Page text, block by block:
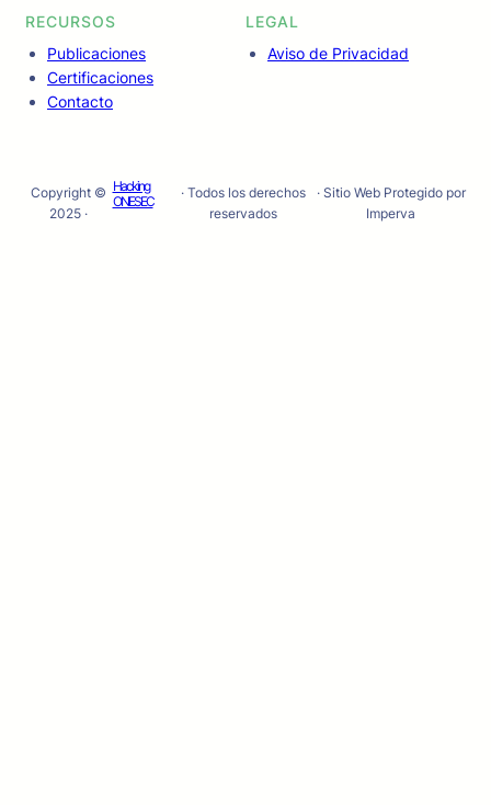
RECURSOS
Publicaciones
Certificaciones
Contacto
LEGAL
Aviso de Privacidad
Copyright ©
2025 ·
Hacking
ONESEC
· Todos los derechos
reservados
· Sitio Web Protegido por
Imperva